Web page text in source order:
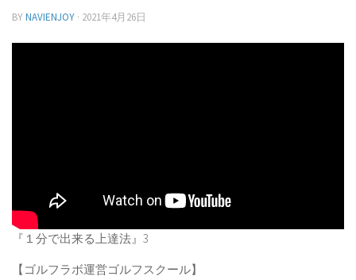
BYNAVIENJOY · 2021年4月26日
『１分で出来る上達法』3
【ゴルフラボ運営ゴルフスクール】